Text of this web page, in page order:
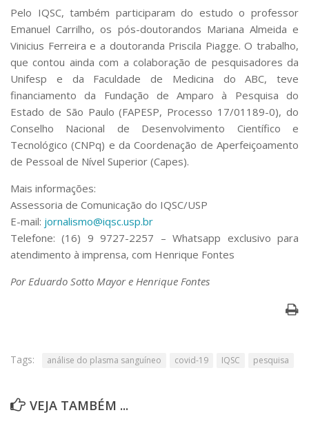
Pelo IQSC, também participaram do estudo o professor
Emanuel Carrilho, os pós-doutorandos Mariana Almeida e
Vinicius Ferreira e a doutoranda Priscila Piagge. O trabalho,
que contou ainda com a colaboração de pesquisadores da
Unifesp e da Faculdade de Medicina do ABC, teve
financiamento da Fundação de Amparo à Pesquisa do
Estado de São Paulo (FAPESP, Processo 17/01189-0), do
Conselho Nacional de Desenvolvimento Científico e
Tecnológico (CNPq) e da Coordenação de Aperfeiçoamento
de Pessoal de Nível Superior (Capes).
Mais informações:
Assessoria de Comunicação do IQSC/USP
E-mail: jornalismo@iqsc.usp.br
Telefone: (16) 9 9727-2257 – Whatsapp exclusivo para
atendimento à imprensa, com Henrique Fontes
Por Eduardo Sotto Mayor e Henrique Fontes
Tags: análise do plasma sanguíneo covid-19 IQSC pesquisa
VEJA TAMBÉM ...